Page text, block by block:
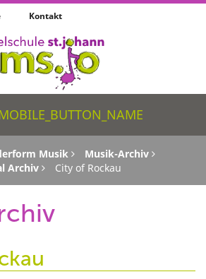
Kontakt
Musik
Musik-Archiv
Archiv City of Rockau